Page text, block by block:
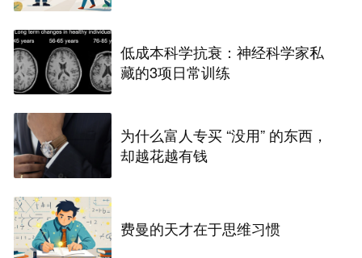
低成本科学抗衰：神经科学家私
藏的3项日常训练
为什么富人专买 “没用” 的东西，
却越花越有钱
费曼的天才在于思维习惯